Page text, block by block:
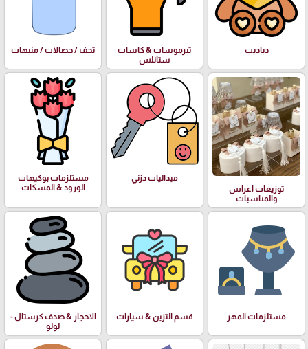
دباديب
ثيرموسات & كاسات
ستانلس
تحف / حصالات / منبهات
توزيعات اعراس
والمناسبات
ميداليات دزني
مستلزمات بوكيهات
الورود & المسكات
مستلزمات المهر قسم التزين & سيارات
الاحجار & صدف كرستال -
لولو